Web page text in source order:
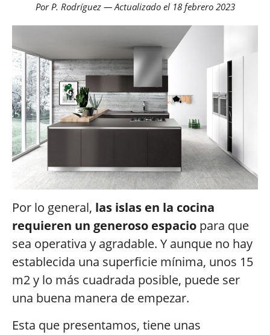
Por P. Rodríguez — Actualizado el 18 febrero 2023
Por lo general, las islas en la cocina
requieren un generoso espacio para que
sea operativa y agradable. Y aunque no hay
establecida una superficie mínima, unos 15
m2 y lo más cuadrada posible, puede ser
una buena manera de empezar.
Esta que presentamos, tiene unas